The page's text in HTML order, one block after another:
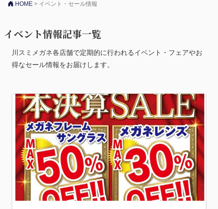
HOME > イベント・セール情報
イベント情報記事一覧
川スミメガネ各店舗で定期的に行われるイベント・フェアやお
得なセール情報をお届けします。